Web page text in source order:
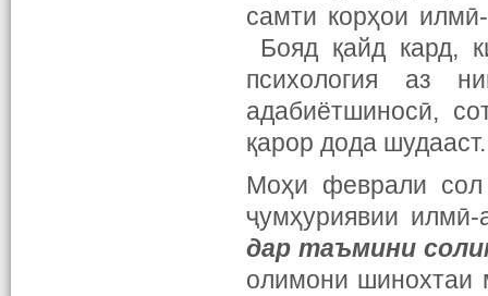
самти корҳои
Бояд қайд кард,
психология аз
адабиётшиносӣ,
қарор дода шудааст.
Моҳи феврали
ҷумҳуриявии
дар таъмини
олимони шинохтаи